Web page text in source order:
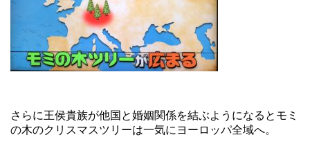
さらに王侯貴族が他国と婚姻関係を結ぶようになるとモミ
の木のクリスマスツリーは一気にヨーロッパ全域へ。